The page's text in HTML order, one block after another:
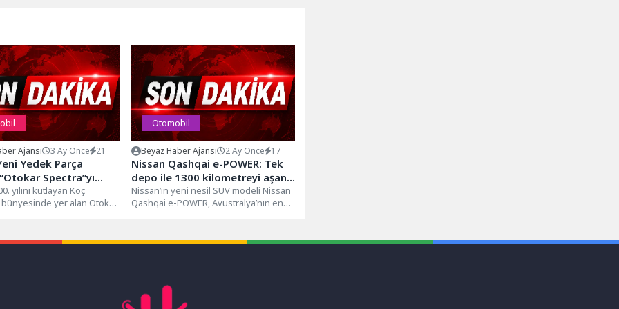
Ajansı 3 Ay Önce 21
Yedek Parça
Spectra”yı
Tanıttı
yılını kutlayan Koç
yer alan Otokar,
Otomobil
Beyaz Haber Ajansı 2 Ay Önce 17
Nissan Qashqai e-POWER: Tek
depo ile 1300 kilometreyi aşan
sürüş performansı
Nissan’ın yeni nesil SUV modeli Nissan
Qashqai e-POWER, Avustralya’nın en